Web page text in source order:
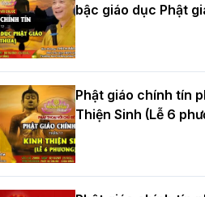
thương trong ngày tu tập
Khóa sinh hoạt Phật pháp mùa
chùa Bằng
Thọ Lạc được suy cử làm tân
BTS GHPGVN tỉnh Nghệ An
bậc giáo dục Phật
Phật giáo chính tín
Thiện Sinh (Lễ 6